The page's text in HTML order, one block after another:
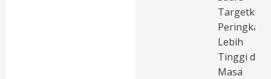
Targetkan
Peringkat
Lebih
Tinggi di
Masa